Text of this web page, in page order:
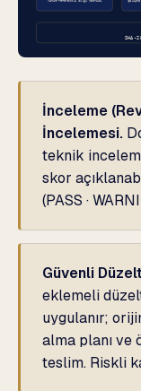
İnceleme
İncelemesi.
teknik
skor
(PASS ·
Güvenli
eklemeli
uygulanır;
alma planı ve
teslim. Riskli